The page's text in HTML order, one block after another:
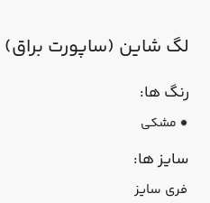
لگ شاین (ساپورت براق)
رنگ ها:
مشکی
سایز ها:
فری سایز